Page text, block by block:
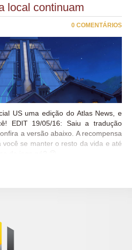
local continuam
0 COMENTÁRIOS
US uma edição do Atlas News, e
EDIT 19/05/16: Saiu a tradução
a versão abaixo. A recompensa
se manter o resto da vida e até